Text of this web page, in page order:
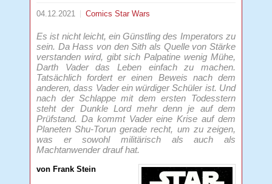
04.12.2021 ComicsStar Wars
Es ist nicht leicht, ein Günstling des Imperators zu
sein. Da Hass von den Sith als Quelle von Stärke
verstanden wird, gibt sich Palpatine wenig Mühe,
Darth Vader das Leben einfach zu machen.
Tatsächlich fordert er einen Beweis nach dem
anderen, dass Vader ein würdiger Schüler ist. Und
nach der Schlappe mit dem ersten Todesstern
steht der Dunkle Lord mehr denn je auf dem
Prüfstand. Da kommt Vader eine Krise auf dem
Planeten Shu-Torun gerade recht, um zu zeigen,
was er sowohl militärisch als auch als
Machtanwender drauf hat.
von Frank Stein